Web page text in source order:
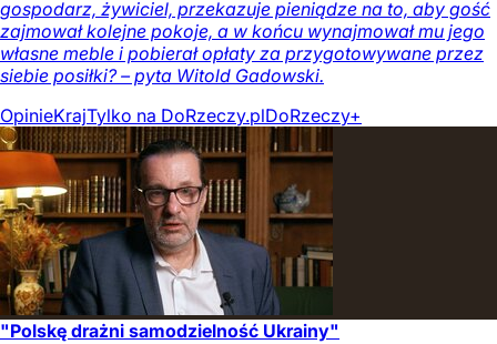
gospodarz, żywiciel, przekazuje pieniądze na to, aby gość
zajmował kolejne pokoje, a w końcu wynajmował mu jego
własne meble i pobierał opłaty za przygotowywane przez
siebie posiłki? – pyta Witold Gadowski.
OpinieKrajTylko na DoRzeczy.plDoRzeczy+
"Polskę drażni samodzielność Ukrainy"